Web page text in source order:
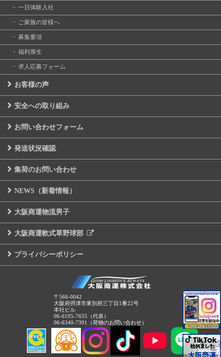
一日体験入社
ご家族の皆様へ
募集要項
福利厚生
求人応募フォーム
お客様の声
安全への取り組み
お問い合わせフォーム
発送状況確認
集荷のお問い合わせ
NEWS（新着情報）
大阪商運物流男子
大阪商運軟式草野球部
プライバシーポリシー
〒566-0042
大阪府摂津市東別府三丁目1番22号
本社ビル
06-6195-7655（代表）
06-6340-7391（荷物のお問い合わせ）